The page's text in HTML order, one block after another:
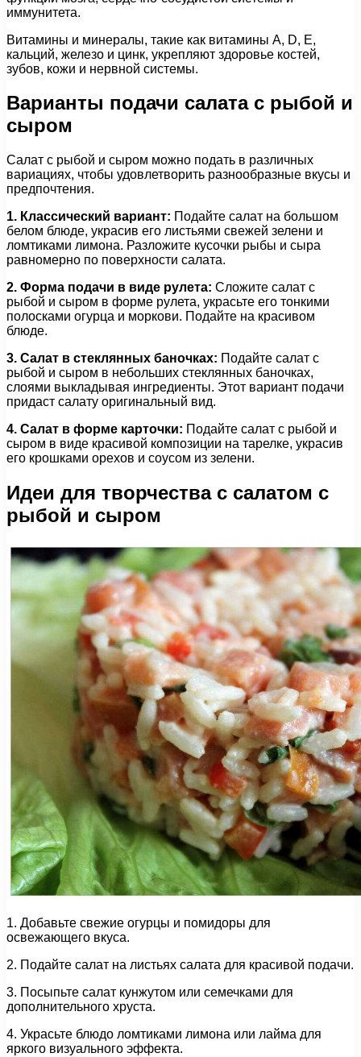
иммунитета.
Витамины и минералы, такие как витамины А, D, E,
кальций, железо и цинк, укрепляют здоровье костей,
зубов, кожи и нервной системы.
Варианты подачи салата с рыбой и
сыром
Салат с рыбой и сыром можно подать в различных
вариациях, чтобы удовлетворить разнообразные вкусы и
предпочтения.
1. Классический вариант: Подайте салат на большом
белом блюде, украсив его листьями свежей зелени и
ломтиками лимона. Разложите кусочки рыбы и сыра
равномерно по поверхности салата.
2. Форма подачи в виде рулета: Сложите салат с
рыбой и сыром в форме рулета, украсьте его тонкими
полосками огурца и моркови. Подайте на красивом
блюде.
3. Салат в стеклянных баночках: Подайте салат с
рыбой и сыром в небольших стеклянных баночках,
слоями выкладывая ингредиенты. Этот вариант подачи
придаст салату оригинальный вид.
4. Салат в форме карточки: Подайте салат с рыбой и
сыром в виде красивой композиции на тарелке, украсив
его крошками орехов и соусом из зелени.
Идеи для творчества с салатом с
рыбой и сыром
1. Добавьте свежие огурцы и помидоры для
освежающего вкуса.
2. Подайте салат на листьях салата для красивой подачи.
3. Посыпьте салат кунжутом или семечками для
дополнительного хруста.
4. Украсьте блюдо ломтиками лимона или лайма для
яркого визуального эффекта.